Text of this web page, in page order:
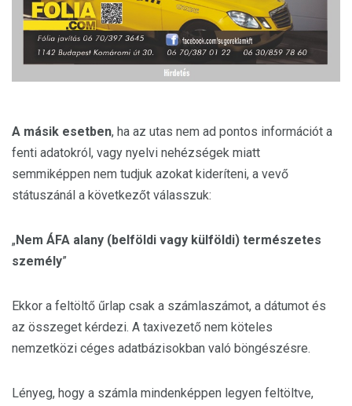
A másik esetben, ha az utas nem ad pontos információt a
fenti adatokról, vagy nyelvi nehézségek miatt
semmiképpen nem tudjuk azokat kideríteni, a vevő
státuszánál a következőt válasszuk:
„Nem ÁFA alany (belföldi vagy külföldi) természetes
személy”
Ekkor a feltöltő űrlap csak a számlaszámot, a dátumot és
az összeget kérdezi. A taxivezető nem köteles
nemzetközi céges adatbázisokban való böngészésre.
Lényeg, hogy a számla mindenképpen legyen feltöltve,